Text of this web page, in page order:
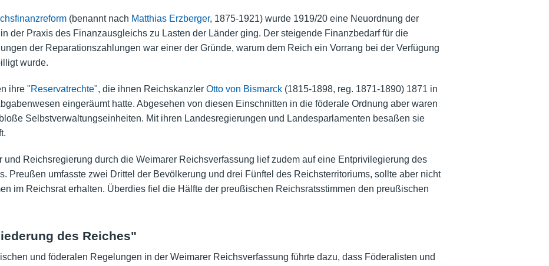
(benannt nach Matthias Erzberger, 1875-1921) wurde 1919/20 eine Neuordnung der
der Praxis des Finanzausgleichs zu Lasten der Länder ging. Der steigende Finanzbedarf für die
der Reparationszahlungen war einer der Gründe, warum dem Reich ein Vorrang bei der Verfügung
wurde.
ihre "Reservatrechte", die ihnen Reichskanzler Otto von Bismarck(1815-1898, reg. 1871-1890) 1871 in
eingeräumt hatte. Abgesehen von diesen Einschnitten in die föderale Ordnung aber waren
Selbstverwaltungseinheiten. Mit ihren Landesregierungen und Landesparlamenten besaßen sie
Reichsregierung durch die Weimarer Reichsverfassung lief zudem auf eine Entprivilegierung des
Preußen umfasste zwei Drittel der Bevölkerung und drei Fünftel des Reichsterritoriums, sollte aber nicht
im Reichsrat erhalten. Überdies fiel die Hälfte der preußischen Reichsratsstimmen den preußischen
des Reiches"
und föderalen Regelungen in der Weimarer Reichsverfassung führte dazu, dass Föderalisten und